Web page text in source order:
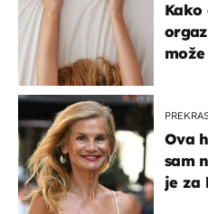
Kako
Ova
sam
je za